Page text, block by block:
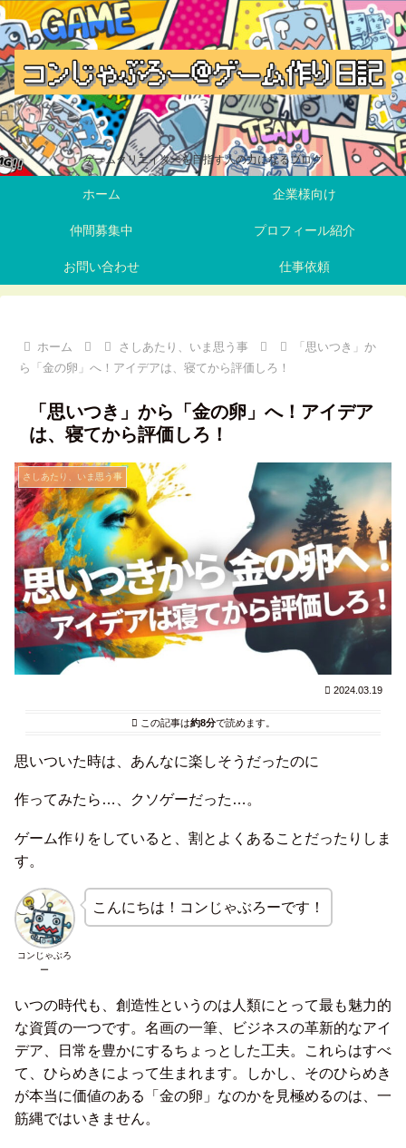
ゲームクリエイターを目指す人の力になるブログ
ホーム 企業様向け
仲間募集中 プロフィール紹介
お問い合わせ 仕事依頼
ホーム さしあたり、いま思う事
「思いつき」か
ら「金の卵」へ！アイデアは、寝てから評価しろ！
「思いつき」から「金の卵」へ！アイデア
は、寝てから評価しろ！
さしあたり、いま思う事
2024.03.19
この記事は約8分で読めます。
思いついた時は、あんなに楽しそうだったのに
作ってみたら…、クソゲーだった…。
ゲーム作りをしていると、割とよくあることだったりしま
す。
コンじゃぶろ
ー
こんにちは！コンじゃぶろーです！
いつの時代も、創造性というのは人類にとって最も魅力的
な資質の一つです。名画の一筆、ビジネスの革新的なアイ
デア、日常を豊かにするちょっとした工夫。これらはすべ
て、ひらめきによって生まれます。しかし、そのひらめき
が本当に価値のある「金の卵」なのかを見極めるのは、一
筋縄ではいきません。